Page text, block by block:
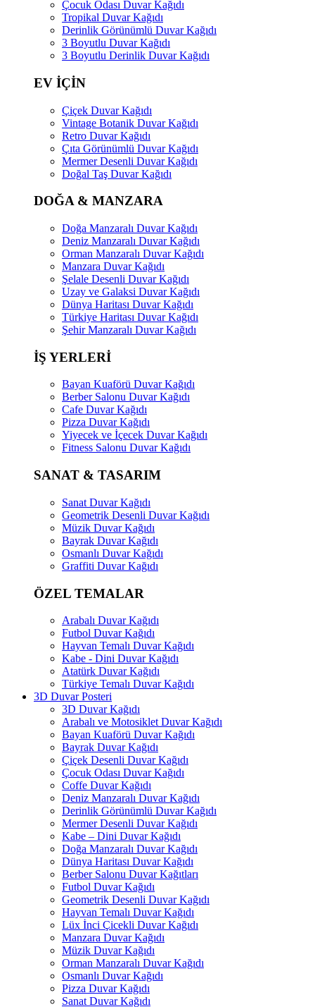
Çocuk Odası Duvar Kağıdı
Tropikal Duvar Kağıdı
Derinlik Görünümlü Duvar Kağıdı
3 Boyutlu Duvar Kağıdı
3 Boyutlu Derinlik Duvar Kağıdı
EV İÇİN
Çiçek Duvar Kağıdı
Vintage Botanik Duvar Kağıdı
Retro Duvar Kağıdı
Çıta Görünümlü Duvar Kağıdı
Mermer Desenli Duvar Kağıdı
Doğal Taş Duvar Kağıdı
DOĞA & MANZARA
Doğa Manzaralı Duvar Kağıdı
Deniz Manzaralı Duvar Kağıdı
Orman Manzaralı Duvar Kağıdı
Manzara Duvar Kağıdı
Şelale Desenli Duvar Kağıdı
Uzay ve Galaksi Duvar Kağıdı
Dünya Haritası Duvar Kağıdı
Türkiye Haritası Duvar Kağıdı
Şehir Manzaralı Duvar Kağıdı
İŞ YERLERİ
Bayan Kuaförü Duvar Kağıdı
Berber Salonu Duvar Kağıdı
Cafe Duvar Kağıdı
Pizza Duvar Kağıdı
Yiyecek ve İçecek Duvar Kağıdı
Fitness Salonu Duvar Kağıdı
SANAT & TASARIM
Sanat Duvar Kağıdı
Geometrik Desenli Duvar Kağıdı
Müzik Duvar Kağıdı
Bayrak Duvar Kağıdı
Osmanlı Duvar Kağıdı
Graffiti Duvar Kağıdı
ÖZEL TEMALAR
Arabalı Duvar Kağıdı
Futbol Duvar Kağıdı
Hayvan Temalı Duvar Kağıdı
Kabe - Dini Duvar Kağıdı
Atatürk Duvar Kağıdı
Türkiye Temalı Duvar Kağıdı
3D Duvar Posteri
3D Duvar Kağıdı
Arabalı ve Motosiklet Duvar Kağıdı
Bayan Kuaförü Duvar Kağıdı
Bayrak Duvar Kağıdı
Çiçek Desenli Duvar Kağıdı
Çocuk Odası Duvar Kağıdı
Coffe Duvar Kağıdı
Deniz Manzaralı Duvar Kağıdı
Derinlik Görünümlü Duvar Kağıdı
Mermer Desenli Duvar Kağıdı
Kabe – Dini Duvar Kağıdı
Doğa Manzaralı Duvar Kağıdı
Dünya Haritası Duvar Kağıdı
Berber Salonu Duvar Kağıtları
Futbol Duvar Kağıdı
Geometrik Desenli Duvar Kağıdı
Hayvan Temalı Duvar Kağıdı
Lüx İnci Çicekli Duvar Kağıdı
Manzara Duvar Kağıdı
Müzik Duvar Kağıdı
Orman Manzaralı Duvar Kağıdı
Osmanlı Duvar Kağıdı
Pizza Duvar Kağıdı
Sanat Duvar Kağıdı